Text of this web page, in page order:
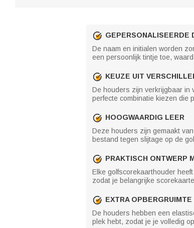
GEPERSONALISEERDE
De naam en initialen worden
een persoonlijk tintje toe,
KEUZE UIT
De houders zijn verkrijgbaar in
perfecte combinatie kiezen die
HOOGWAARDIG LEER
Deze houders zijn gemaakt
bestand tegen slijtage op de
PRAKTISCH ONTWERP
Elke golfscorekaarthouder
zodat je belangrijke
EXTRA OPBERGRUIMTE
De houders hebben een
plek hebt, zodat je je volledig